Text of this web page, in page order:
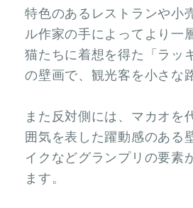
特色のあるレストランや小
ル作家の手によってより一
猫たちに着想を得た「ラッ
の壁画で、観光客を小さな
また反対側には、マカオを
囲気を表した躍動感のある
イクなどグランプリの要素
ます。